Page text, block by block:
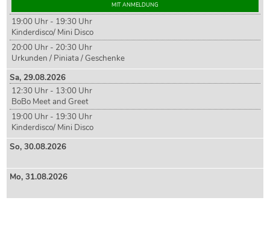
MIT ANMELDUNG
19:00 Uhr - 19:30 Uhr
Kinderdisco/ Mini Disco
20:00 Uhr - 20:30 Uhr
Urkunden / Piniata / Geschenke
Sa,29.08.2026
12:30 Uhr - 13:00 Uhr
BoBo Meet and Greet
19:00 Uhr - 19:30 Uhr
Kinderdisco/ Mini Disco
So,30.08.2026
Mo,31.08.2026